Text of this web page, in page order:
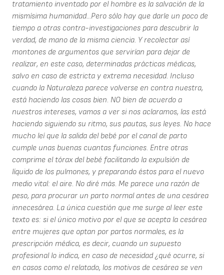
tratamiento inventado por el hombre es la salvación de la
mismísima humanidad...Pero sólo hay que darle un poco de
tiempo a otras contra-investigaciones para descubrir la
verdad, de mano de la misma ciencia. Y recolectar así
montones de argumentos que servirían para dejar de
realizar, en este caso, determinadas prácticas médicas,
salvo en caso de estricta y extrema necesidad. Incluso
cuando la Naturaleza parece volverse en contra nuestra,
está haciendo las cosas bien. NO bien de acuerdo a
nuestros intereses, vamos a ver si nos aclaramos, las está
haciendo siguiendo su ritmo, sus pautas, sus leyes. No hace
mucho leí que la salida del bebé por el canal de parto
cumple unas buenas cuantas funciones. Entre otras
comprime el tórax del bebé facilitando la expulsión de
líquido de los pulmones, y preparando éstos para el nuevo
medio vital: el aire. No diré más. Me parece una razón de
peso, para procurar un parto normal antes de una cesárea
innecesárea. La única cuestión que me surge al leer este
texto es: si el único motivo por el que se acepta la cesárea
entre mujeres que optan por partos normales, es la
prescripción médica, es decir, cuando un supuesto
profesional lo indica, en caso de necesidad ¿qué ocurre, si
en casos como el relatado, los motivos de cesárea se ven